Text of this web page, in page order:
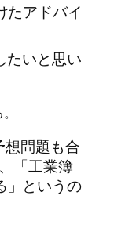
たアドバイ
たいと思い
問題も合
「工業簿
」というの